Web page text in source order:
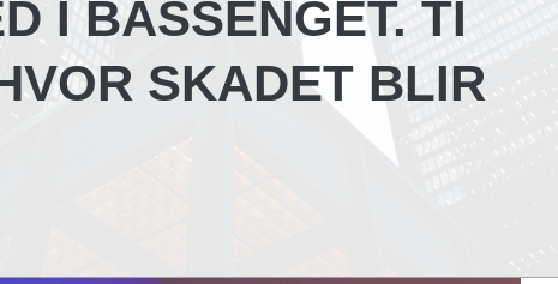
I BASSENGET. TI
SKADET BLIR